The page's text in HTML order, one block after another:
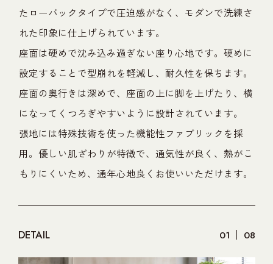
たローバックタイプで圧迫感がなく、モダンで洗練さ
れた印象に仕上げられています。
座面は硬めで沈み込み過ぎない座り心地です。硬めに
設定することで型崩れを軽減し、耐久性を保ちます。
座面の奥行きは深めで、座面の上に脚を上げたり、横
になってくつろぎやすいように設計されています。
張地には特殊技術を使った機能性ファブリックを採
用。優しい肌ざわりが特徴で、通気性が良く、熱がこ
もりにくいため、通年心地良くお使いいただけます。
DETAIL 01 08